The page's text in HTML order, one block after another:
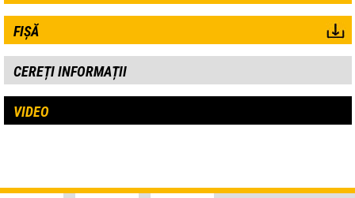
FIȘĂ
CEREȚI INFORMAȚII
VIDEO